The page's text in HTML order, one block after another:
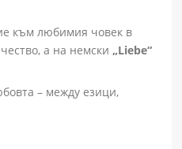
към любимия човек в
а на немски„Liebe“
– между езици,